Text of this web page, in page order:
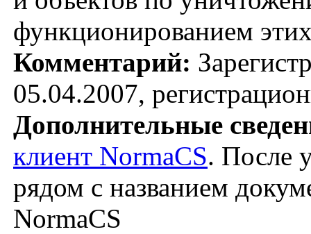
функционированием
Комментарий:
05.04.2007,
Дополнительные
клиент NormaCS. После
рядом с названием
NormaCS